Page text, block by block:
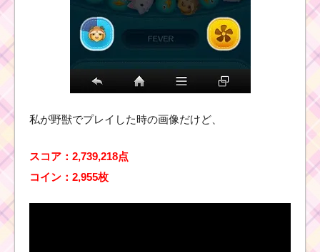
ツムツムキャラクタ
ー！シンデレラの基礎
情報とスキル画像･高得
点をだすには？
の基礎情報とス
ツ
私が野獣でプレイした時の画像だけど、
スコア：2,739,218点
コイン：2,955枚